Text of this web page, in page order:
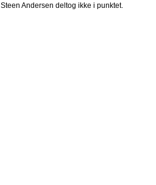
Steen Andersen deltog ikke i punktet.